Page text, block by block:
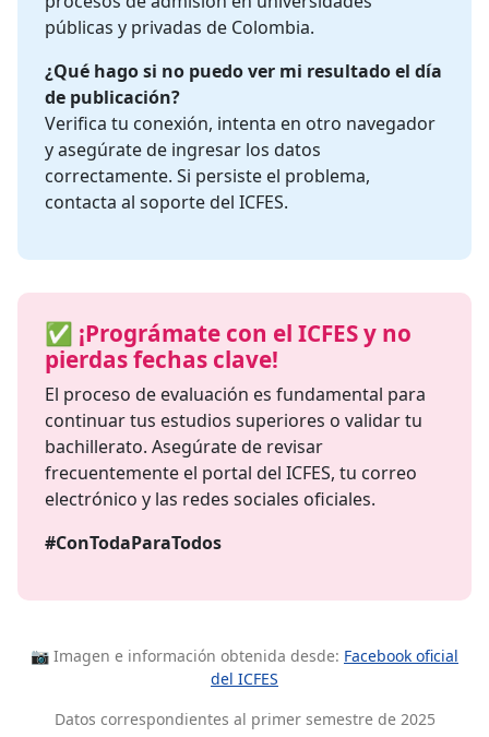
públicas y privadas de Colombia.
¿Qué hago si no puedo ver mi resultado el día
de publicación?
Verifica tu conexión, intenta en otro navegador
y asegúrate de ingresar los datos
correctamente. Si persiste el problema,
contacta al soporte del ICFES.
✅ ¡Prográmate con el ICFES y no
pierdas fechas clave!
El proceso de evaluación es fundamental para
continuar tus estudios superiores o validar tu
bachillerato. Asegúrate de revisar
frecuentemente el portal del ICFES, tu correo
electrónico y las redes sociales oficiales.
#ConTodaParaTodos
📷 Imagen e información obtenida desde: Facebook oficial
del ICFES
Datos correspondientes al primer semestre de 2025